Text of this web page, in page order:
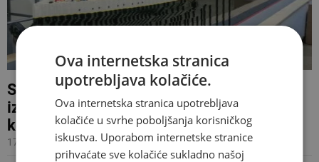
Svaka čast: 10-godišnjak s autizmom
izgradio najveću repliku Titanica od lego-
kockica
17.04.2018 14:25
Ova internetska stranica
upotrebljava kolačiće.
Ova internetska stranica upotrebljava
kolačiće u svrhe poboljšanja korisničkog
iskustva. Uporabom internetske stranice
prihvaćate sve kolačiće sukladno našoj